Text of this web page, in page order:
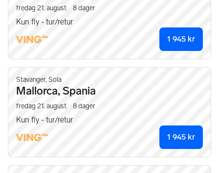
fredag 21. august 8dager
Kun fly - tur/retur
1 945 kr
Stavanger, Sola
Mallorca, Spania
fredag 21. august 8dager
Kun fly - tur/retur
1 945 kr